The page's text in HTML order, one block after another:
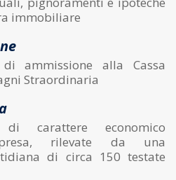
immobiliare
ammissione alla Cassa
Straordinaria
carattere economico
rilevate da una
di circa 150 testate